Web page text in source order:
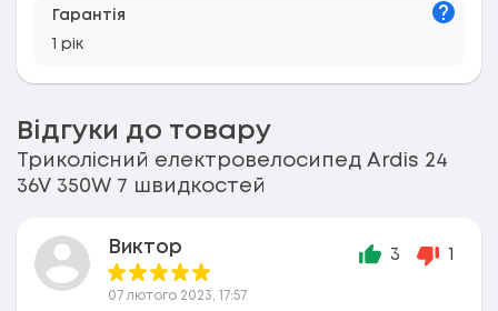
Гарантія
1 рік
Відгуки до товару
Триколісний електровелосипед Ardis 24
36V 350W 7 швидкостей
Виктор
07 лютого 2023, 17:57
3 1